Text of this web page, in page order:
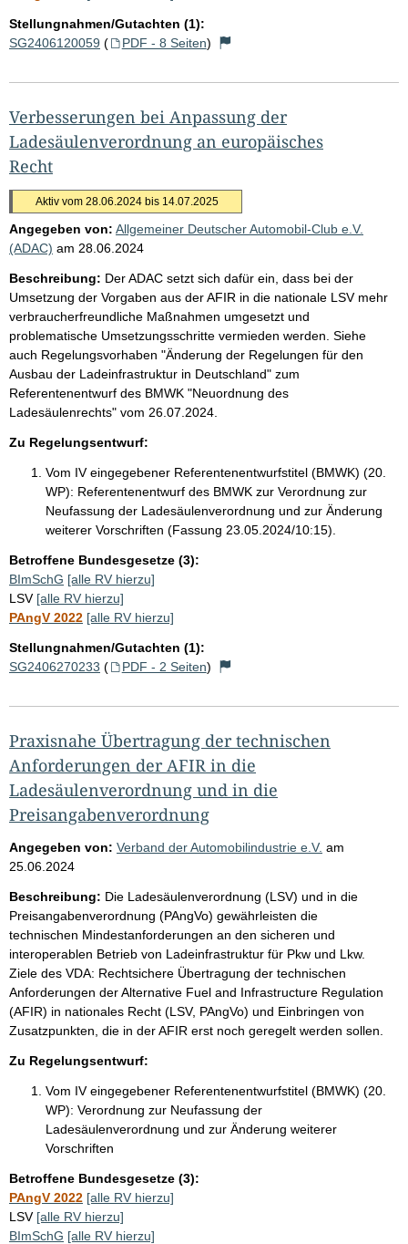
Stellungnahmen/Gutachten (1):
SG2406120059 ( PDF - 8 Seiten)
Verbesserungen bei Anpassung der
Ladesäulenverordnung an europäisches
Recht
Aktiv vom 28.06.2024 bis 14.07.2025
Angegeben von: Allgemeiner Deutscher Automobil-Club e.V.
(ADAC) am 28.06.2024
Beschreibung: Der ADAC setzt sich dafür ein, dass bei der
Umsetzung der Vorgaben aus der AFIR in die nationale LSV mehr
verbraucherfreundliche Maßnahmen umgesetzt und
problematische Umsetzungsschritte vermieden werden. Siehe
auch Regelungsvorhaben "Änderung der Regelungen für den
Ausbau der Ladeinfrastruktur in Deutschland" zum
Referentenentwurf des BMWK "Neuordnung des
Ladesäulenrechts" vom 26.07.2024.
Zu Regelungsentwurf:
Vom IV eingegebener Referentenentwurfstitel (BMWK) (20.
WP): Referentenentwurf des BMWK zur Verordnung zur
Neufassung der Ladesäulenverordnung und zur Änderung
weiterer Vorschriften (Fassung 23.05.2024/10:15).
Betroffene Bundesgesetze (3):
BImSchG [alle RV hierzu]
LSV [alle RV hierzu]
PAngV 2022 [alle RV hierzu]
Stellungnahmen/Gutachten (1):
SG2406270233 ( PDF - 2 Seiten)
Praxisnahe Übertragung der technischen
Anforderungen der AFIR in die
Ladesäulenverordnung und in die
Preisangabenverordnung
Angegeben von: Verband der Automobilindustrie e.V. am
25.06.2024
Beschreibung: Die Ladesäulenverordnung (LSV) und in die
Preisangabenverordnung (PAngVo) gewährleisten die
technischen Mindestanforderungen an den sicheren und
interoperablen Betrieb von Ladeinfrastruktur für Pkw und Lkw.
Ziele des VDA: Rechtsichere Übertragung der technischen
Anforderungen der Alternative Fuel and Infrastructure Regulation
(AFIR) in nationales Recht (LSV, PAngVo) und Einbringen von
Zusatzpunkten, die in der AFIR erst noch geregelt werden sollen.
Zu Regelungsentwurf:
Vom IV eingegebener Referentenentwurfstitel (BMWK) (20.
WP): Verordnung zur Neufassung der
Ladesäulenverordnung und zur Änderung weiterer
Vorschriften
Betroffene Bundesgesetze (3):
PAngV 2022 [alle RV hierzu]
LSV [alle RV hierzu]
BImSchG [alle RV hierzu]